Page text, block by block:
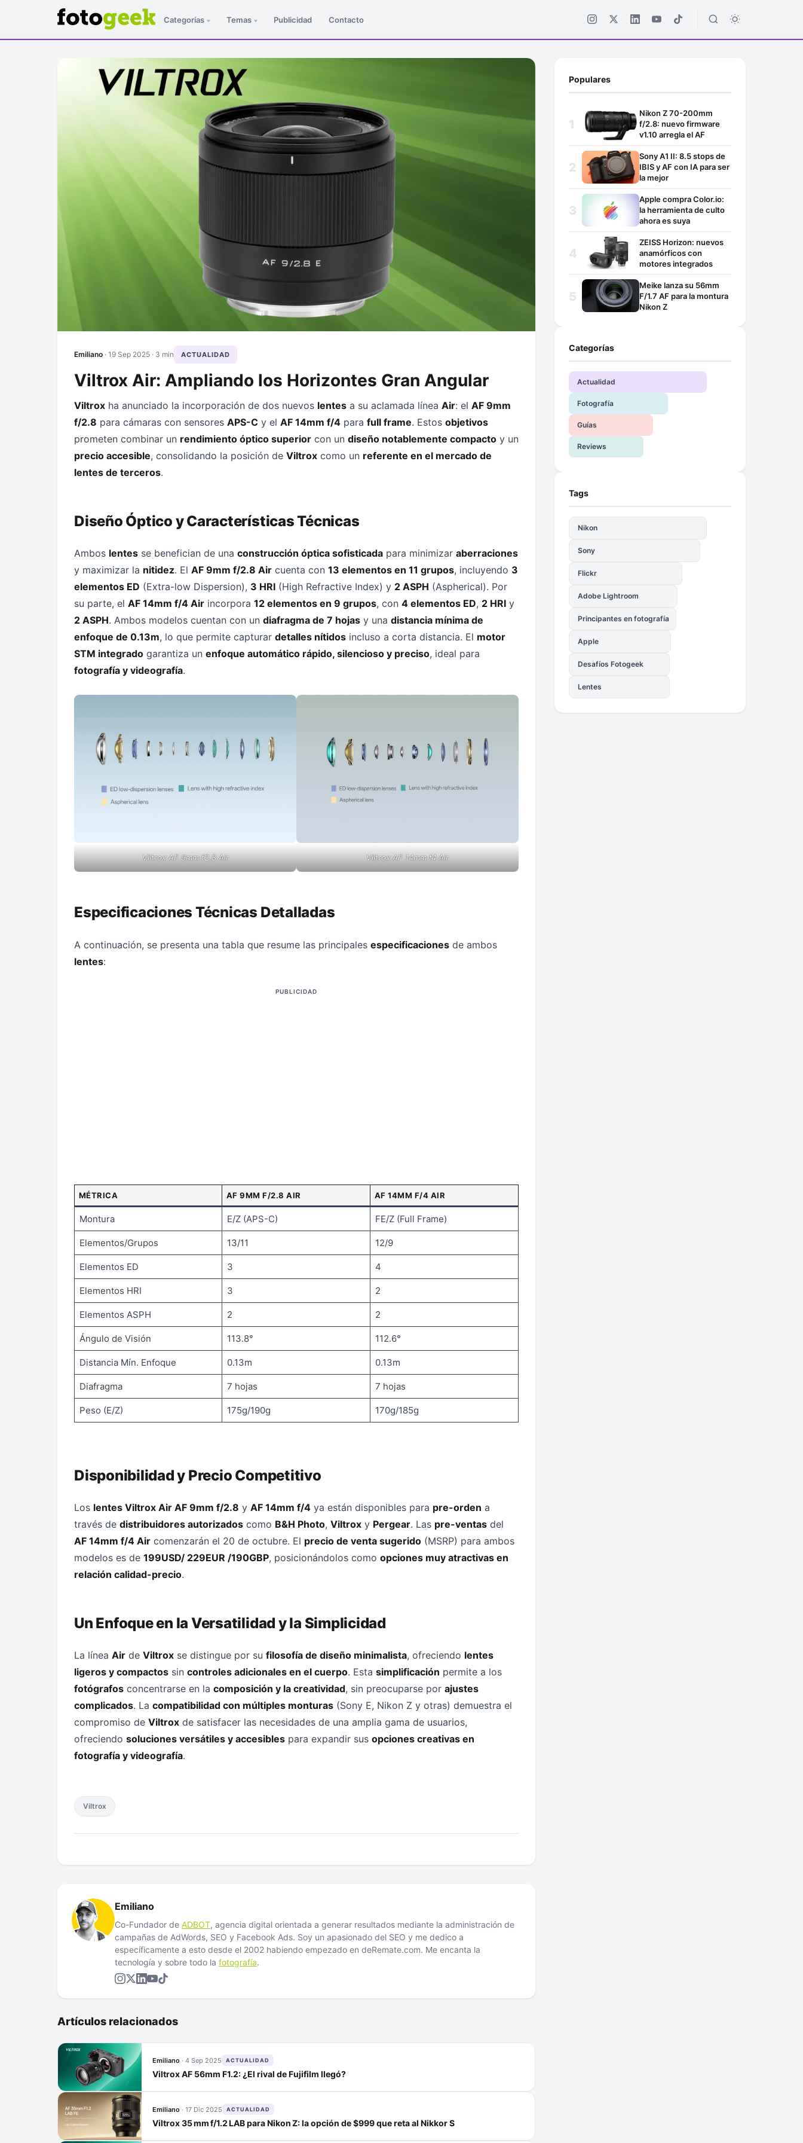
Categorías Temas Publicidad Contacto
ESC
Emiliano · 19 Sep 2025 · 3 min ACTUALIDAD
Viltrox Air: Ampliando los Horizontes Gran Angular
Viltrox ha anunciado la incorporación de dos nuevos lentes a su aclamada línea Air: el AF 9mm
f/2.8 para cámaras con sensores APS-C y el AF 14mm f/4 para full frame. Estos objetivos
prometen combinar un rendimiento óptico superior con un diseño notablemente compacto y un
precio accesible, consolidando la posición de Viltrox como un referente en el mercado de
lentes de terceros.
Diseño Óptico y Características Técnicas
Ambos lentes se benefician de una construcción óptica sofisticada para minimizar aberraciones
y maximizar la nitidez. El AF 9mm f/2.8 Air cuenta con 13 elementos en 11 grupos, incluyendo 3
elementos ED (Extra-low Dispersion), 3 HRI (High Refractive Index) y 2 ASPH (Aspherical). Por
su parte, el AF 14mm f/4 Air incorpora 12 elementos en 9 grupos, con 4 elementos ED, 2 HRI y
2 ASPH. Ambos modelos cuentan con un diafragma de 7 hojas y una distancia mínima de
enfoque de 0.13m, lo que permite capturar detalles nítidos incluso a corta distancia. El motor
STM integrado garantiza un enfoque automático rápido, silencioso y preciso, ideal para
fotografía y videografía.
Viltrox AF 9mm f2.8 Air Viltrox AF 14mm f4 Air
Especificaciones Técnicas Detalladas
A continuación, se presenta una tabla que resume las principales especificaciones de ambos
lentes:
PUBLICIDAD
MÉTRICA AF 9MM F/2.8 AIR AF 14MM F/4 AIR
Montura E/Z (APS-C) FE/Z (Full Frame)
Elementos/Grupos 13/11 12/9
Elementos ED 3 4
Elementos HRI 3 2
Elementos ASPH 2 2
Ángulo de Visión 113.8° 112.6°
Distancia Mín. Enfoque 0.13m 0.13m
Diafragma 7 hojas 7 hojas
Peso (E/Z) 175g/190g 170g/185g
Disponibilidad y Precio Competitivo
Los lentes Viltrox Air AF 9mm f/2.8 y AF 14mm f/4 ya están disponibles para pre-orden a
través de distribuidores autorizados como B&H Photo, Viltrox y Pergear. Las pre-ventas del
AF 14mm f/4 Air comenzarán el 20 de octubre. El precio de venta sugerido (MSRP) para ambos
modelos es de 199USD/ 229EUR /190GBP, posicionándolos como opciones muy atractivas en
relación calidad-precio.
Un Enfoque en la Versatilidad y la Simplicidad
La línea Air de Viltrox se distingue por su filosofía de diseño minimalista, ofreciendo lentes
ligeros y compactos sin controles adicionales en el cuerpo. Esta simplificación permite a los
fotógrafos concentrarse en la composición y la creatividad, sin preocuparse por ajustes
complicados. La compatibilidad con múltiples monturas (Sony E, Nikon Z y otras) demuestra el
compromiso de Viltrox de satisfacer las necesidades de una amplia gama de usuarios,
ofreciendo soluciones versátiles y accesibles para expandir sus opciones creativas en
fotografía y videografía.
Viltrox
Emiliano
Co-Fundador de ADBOT, agencia digital orientada a generar resultados mediante la administración de
campañas de AdWords, SEO y Facebook Ads. Soy un apasionado del SEO y me dedico a
específicamente a esto desde el 2002 habiendo empezado en deRemate.com. Me encanta la
tecnología y sobre todo la fotografía.
Artículos relacionados
Emiliano · 4 Sep 2025 ACTUALIDAD
Viltrox AF 56mm F1.2: ¿El rival de Fujifilm llegó?
Emiliano · 17 Dic 2025 ACTUALIDAD
Viltrox 35 mm f/1.2 LAB para Nikon Z: la opción de $999 que reta al Nikkor S
Populares
Nikon Z 70-200mm
f/2.8: nuevo firmware
v1.10 arregla el AF
Sony A1 II: 8.5 stops de
IBIS y AF con IA para ser
la mejor
Apple compra Color.io:
la herramienta de culto
ahora es suya
ZEISS Horizon: nuevos
anamórficos con
motores integrados
Meike lanza su 56mm
F/1.7 AF para la montura
Nikon Z
Categorías
Actualidad
Fotografía
Guías
Reviews
Tags
Nikon
Sony
Flickr
Adobe Lightroom
Principantes en fotografía
Apple
Desafíos Fotogeek
Lentes